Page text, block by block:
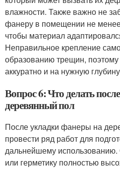
влажности. Также важно не
фанеру в помещении не менее
чтобы материал
Неправильное крепление
образованию трещин, поэтому
аккуратно и на нужную
Вопрос 6: Что делать
деревянный пол
После укладки фанеры на
провести ряд работ для
дальнейшему
или герметику полностью